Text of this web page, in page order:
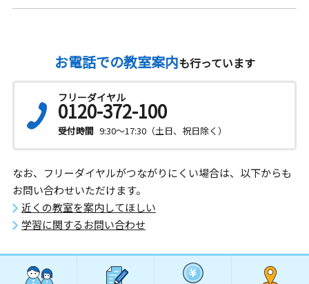
お電話での教室案内も行っています
フリーダイヤル
0120-372-100
受付時間 9:30～17:30（土日、祝日除く）
なお、フリーダイヤルがつながりにくい場合は、以下からも
お問い合わせいただけます。
近くの教室を案内してほしい
学習に関するお問い合わせ